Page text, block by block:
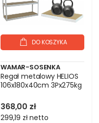
DO KOSZYKA
WAMAR-SOSENKA
Regał metalowy HELIOS
106x180x40cm 3Px275kg
368,00 zł
299,19 złnetto